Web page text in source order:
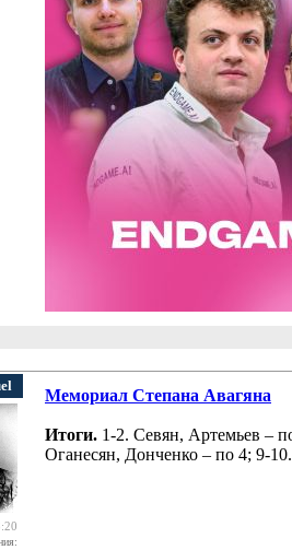
Мемориал Степана Авагяна
Итоги. 1-2. Севян, Артемьев –
Оганесян, Донченко – по 4; 9-